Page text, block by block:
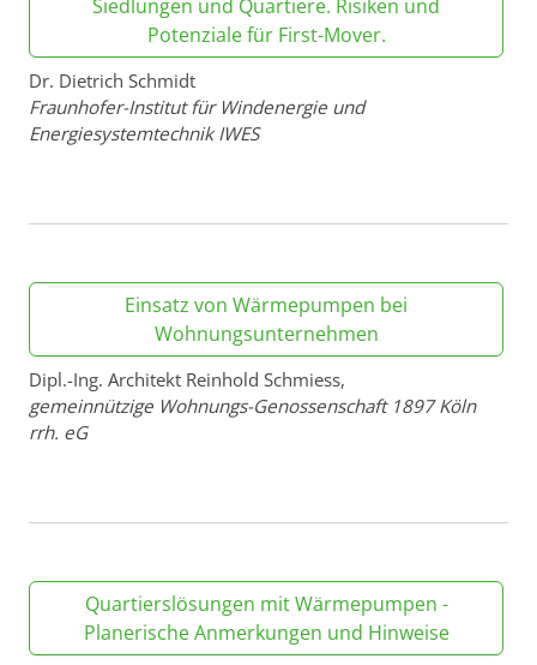
Siedlungen und Quartiere. Risiken und
Potenziale für First-Mover.
Dr. Dietrich Schmidt
Fraunhofer-Institut für Windenergie und
Energiesystemtechnik IWES
Einsatz von Wärmepumpen bei
Wohnungsunternehmen
Dipl.-Ing. Architekt Reinhold Schmiess,
gemeinnützige Wohnungs-Genossenschaft 1897 Köln
rrh. eG
Quartierslösungen mit Wärmepumpen -
Planerische Anmerkungen und Hinweise